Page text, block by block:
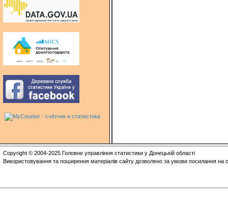
Copyright © 2004-2025 Головне управління статистики у Донецькій області
Використовування та поширення матеріалів сайту дозволено за умови посилання на